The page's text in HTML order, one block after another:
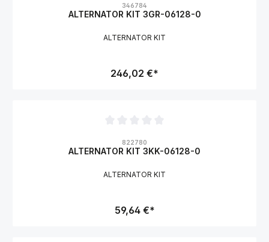
346784
ALTERNATOR KIT 3GR-06128-0
ALTERNATOR KIT
246,02 €*
822780
ALTERNATOR KIT 3KK-06128-0
ALTERNATOR KIT
59,64 €*